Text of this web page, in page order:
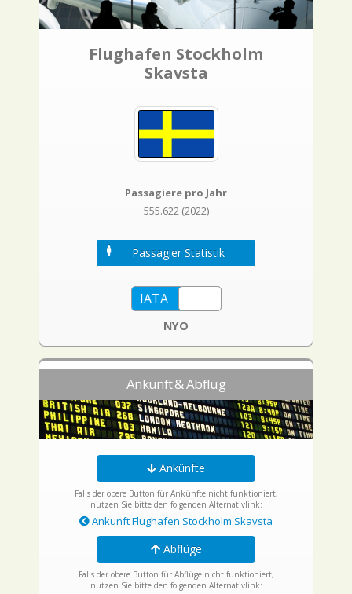
Flughafen Stockholm
Skavsta
Passagiere pro Jahr
555.622 (2022)
Passagier Statistik
NYO
Ankunft & Abflug
Ankünfte
Falls der obere Button für Ankünfte nicht funktioniert,
nutzen Sie bitte den folgenden Alternativlink:
Ankunft Flughafen Stockholm Skavsta
Abflüge
Falls der obere Button für Abflüge nicht funktioniert,
nutzen Sie bitte den folgenden Alternativlink: